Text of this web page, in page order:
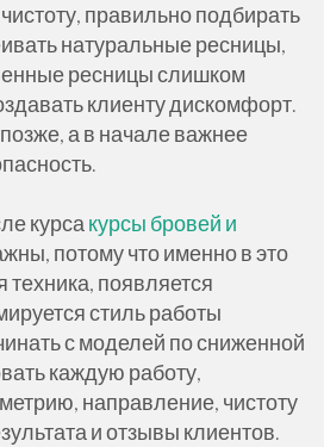
правильно подбирать
натуральные ресницы,
ресницы слишком
клиенту дискомфорт.
а в начале важнее
курса курсы бровей и
потому что именно в это
техника, появляется
стиль работы
с моделей по сниженной
каждую работу,
направление, чистоту
и отзывы клиентов.